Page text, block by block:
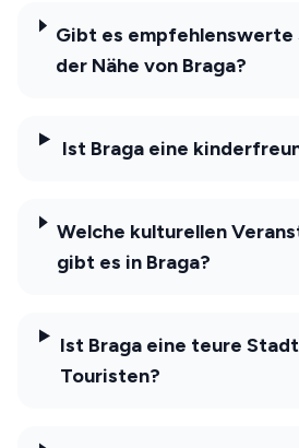
Gibt es empfehlenswerte
der Nähe von Braga?
Ist Braga eine
Welche kulturellen
gibt es in Braga?
Ist Braga eine teure
Touristen?